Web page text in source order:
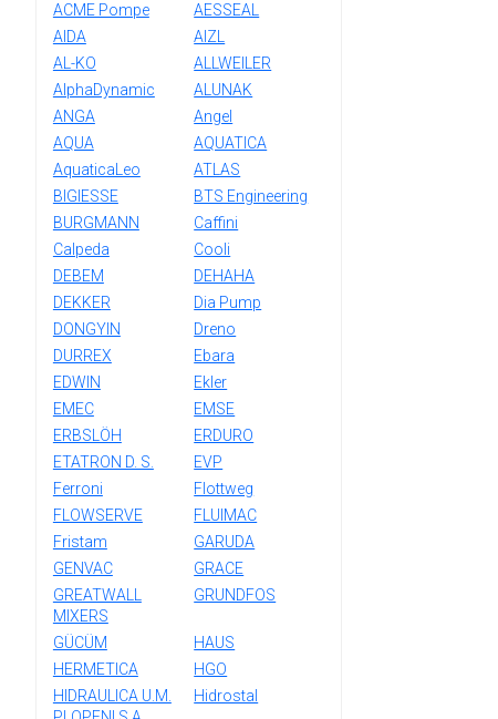
ACME Pompe
AESSEAL
AIDA
AIZL
AL-KO
ALLWEILER
AlphaDynamic
ALUNAK
ANGA
Angel
AQUA
AQUATICA
AquaticaLeo
ATLAS
BIGIESSE
BTS Engineering
BURGMANN
Caffini
Calpeda
Cooli
DEBEM
DEHAHA
DEKKER
Dia Pump
DONGYIN
Dreno
DURREX
Ebara
EDWIN
Ekler
EMEC
EMSE
ERBSLÖH
ERDURO
ETATRON D. S.
EVP
Ferroni
Flottweg
FLOWSERVE
FLUIMAC
Fristam
GARUDA
GENVAC
GRACE
GREATWALL
MIXERS
GRUNDFOS
GÜCÜM
HAUS
HERMETICA
HGO
HIDRAULICA U.M.
Hidrostal